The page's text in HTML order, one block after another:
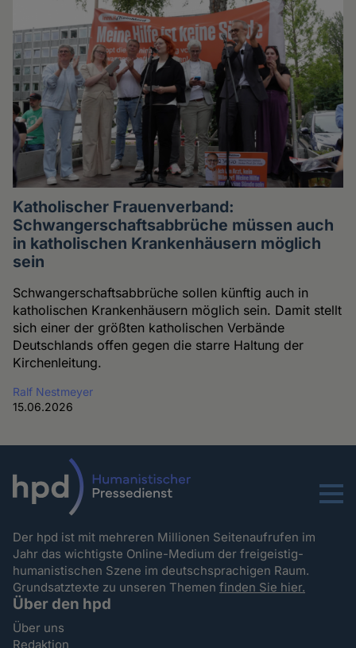
Katholischer Frauenverband:
Schwangerschaftsabbrüche müssen auch
in katholischen Krankenhäusern möglich
sein
Schwangerschaftsabbrüche sollen künftig auch in
katholischen Krankenhäusern möglich sein. Damit stellt
sich einer der größten katholischen Verbände
Deutschlands offen gegen die starre Haltung der
Kirchenleitung.
Ralf Nestmeyer
15.06.2026
Menu
Der hpd ist mit mehreren Millionen Seitenaufrufen im
Jahr das wichtigste Online-Medium der freigeistig-
humanistischen Szene im deutschsprachigen Raum.
Grundsatztexte zu unseren Themenfinden Sie hier.
Über den hpd
Über uns
Redaktion